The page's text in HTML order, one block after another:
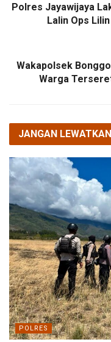
Polres Jayawijaya
Lalin Ops
Wakapolsek
Warga
JANGAN LEWATKAN
POLRES